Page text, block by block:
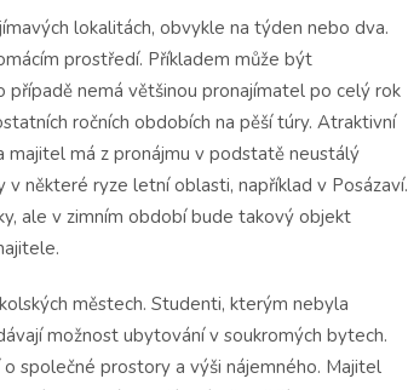
lokalitách, obvykle na týden nebo dva.
prostředí. Příkladem může být
případě nemá většinou pronajímatel po celý rok
ročních obdobích na pěší túry. Atraktivní
majitel má z pronájmu v podstatě neustálý
některé ryze letní oblasti, například v Posázaví.
ale v zimním období bude takový objekt
městech. Studenti, kterým nebyla
možnost ubytování v soukromých bytech.
společné prostory a výši nájemného. Majitel